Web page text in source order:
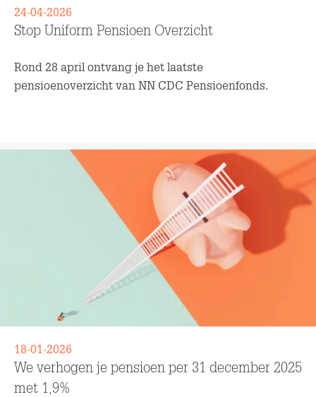
Stop Uniform Pensioen Overzicht
24-04-2026
Rond 28 april ontvang je het laatste
pensioenoverzicht van NN CDC Pensioenfonds.
We verhogen je pensioen per 31 december 2025
met 1,9%
18-01-2026